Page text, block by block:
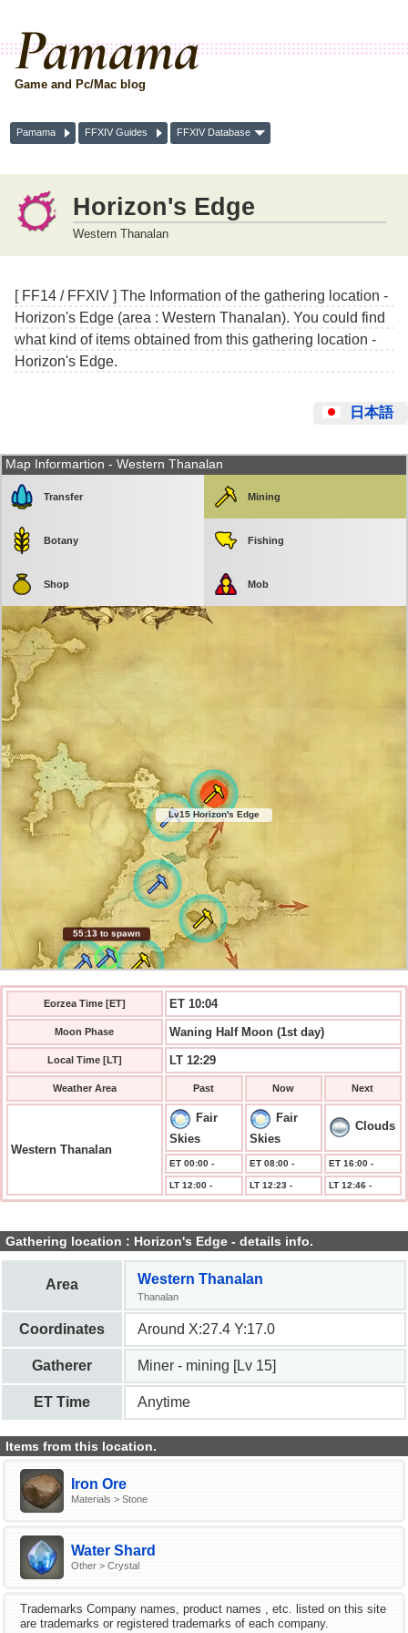
Pamama
Game and Pc/Mac blog
Pamama FFXIV Guides FFXIV Database
Horizon's Edge
Western Thanalan
[ FF14 / FFXIV ] The Information of the gathering location -
Horizon's Edge (area : Western Thanalan). You could find
what kind of items obtained from this gathering location -
Horizon's Edge.
日本語
Map Informartion - Western Thanalan
Transfer Mining
Botany Fishing
Shop Mob
Lv15 Horizon's Edge
55:12 to spawn
Eorzea Time [ET] ET 10:04
Moon Phase Waning Half Moon (1st day)
Local Time [LT] LT 12:29
Weather Area Past Now Next
Western Thanalan
Fair
Skies
Fair
Skies
Clouds
ET 00:00 - ET 08:00 - ET 16:00 -
LT 12:00 - LT 12:23 - LT 12:46 -
Gathering location : Horizon's Edge - details info.
Area Western Thanalan
Thanalan
Coordinates Around X:27.4 Y:17.0
Gatherer Miner - mining [Lv 15]
ET Time Anytime
Items from this location.
Iron Ore
Materials > Stone
Water Shard
Other > Crystal
Trademarks Company names, product names , etc. listed on this site
are trademarks or registered trademarks of each company.